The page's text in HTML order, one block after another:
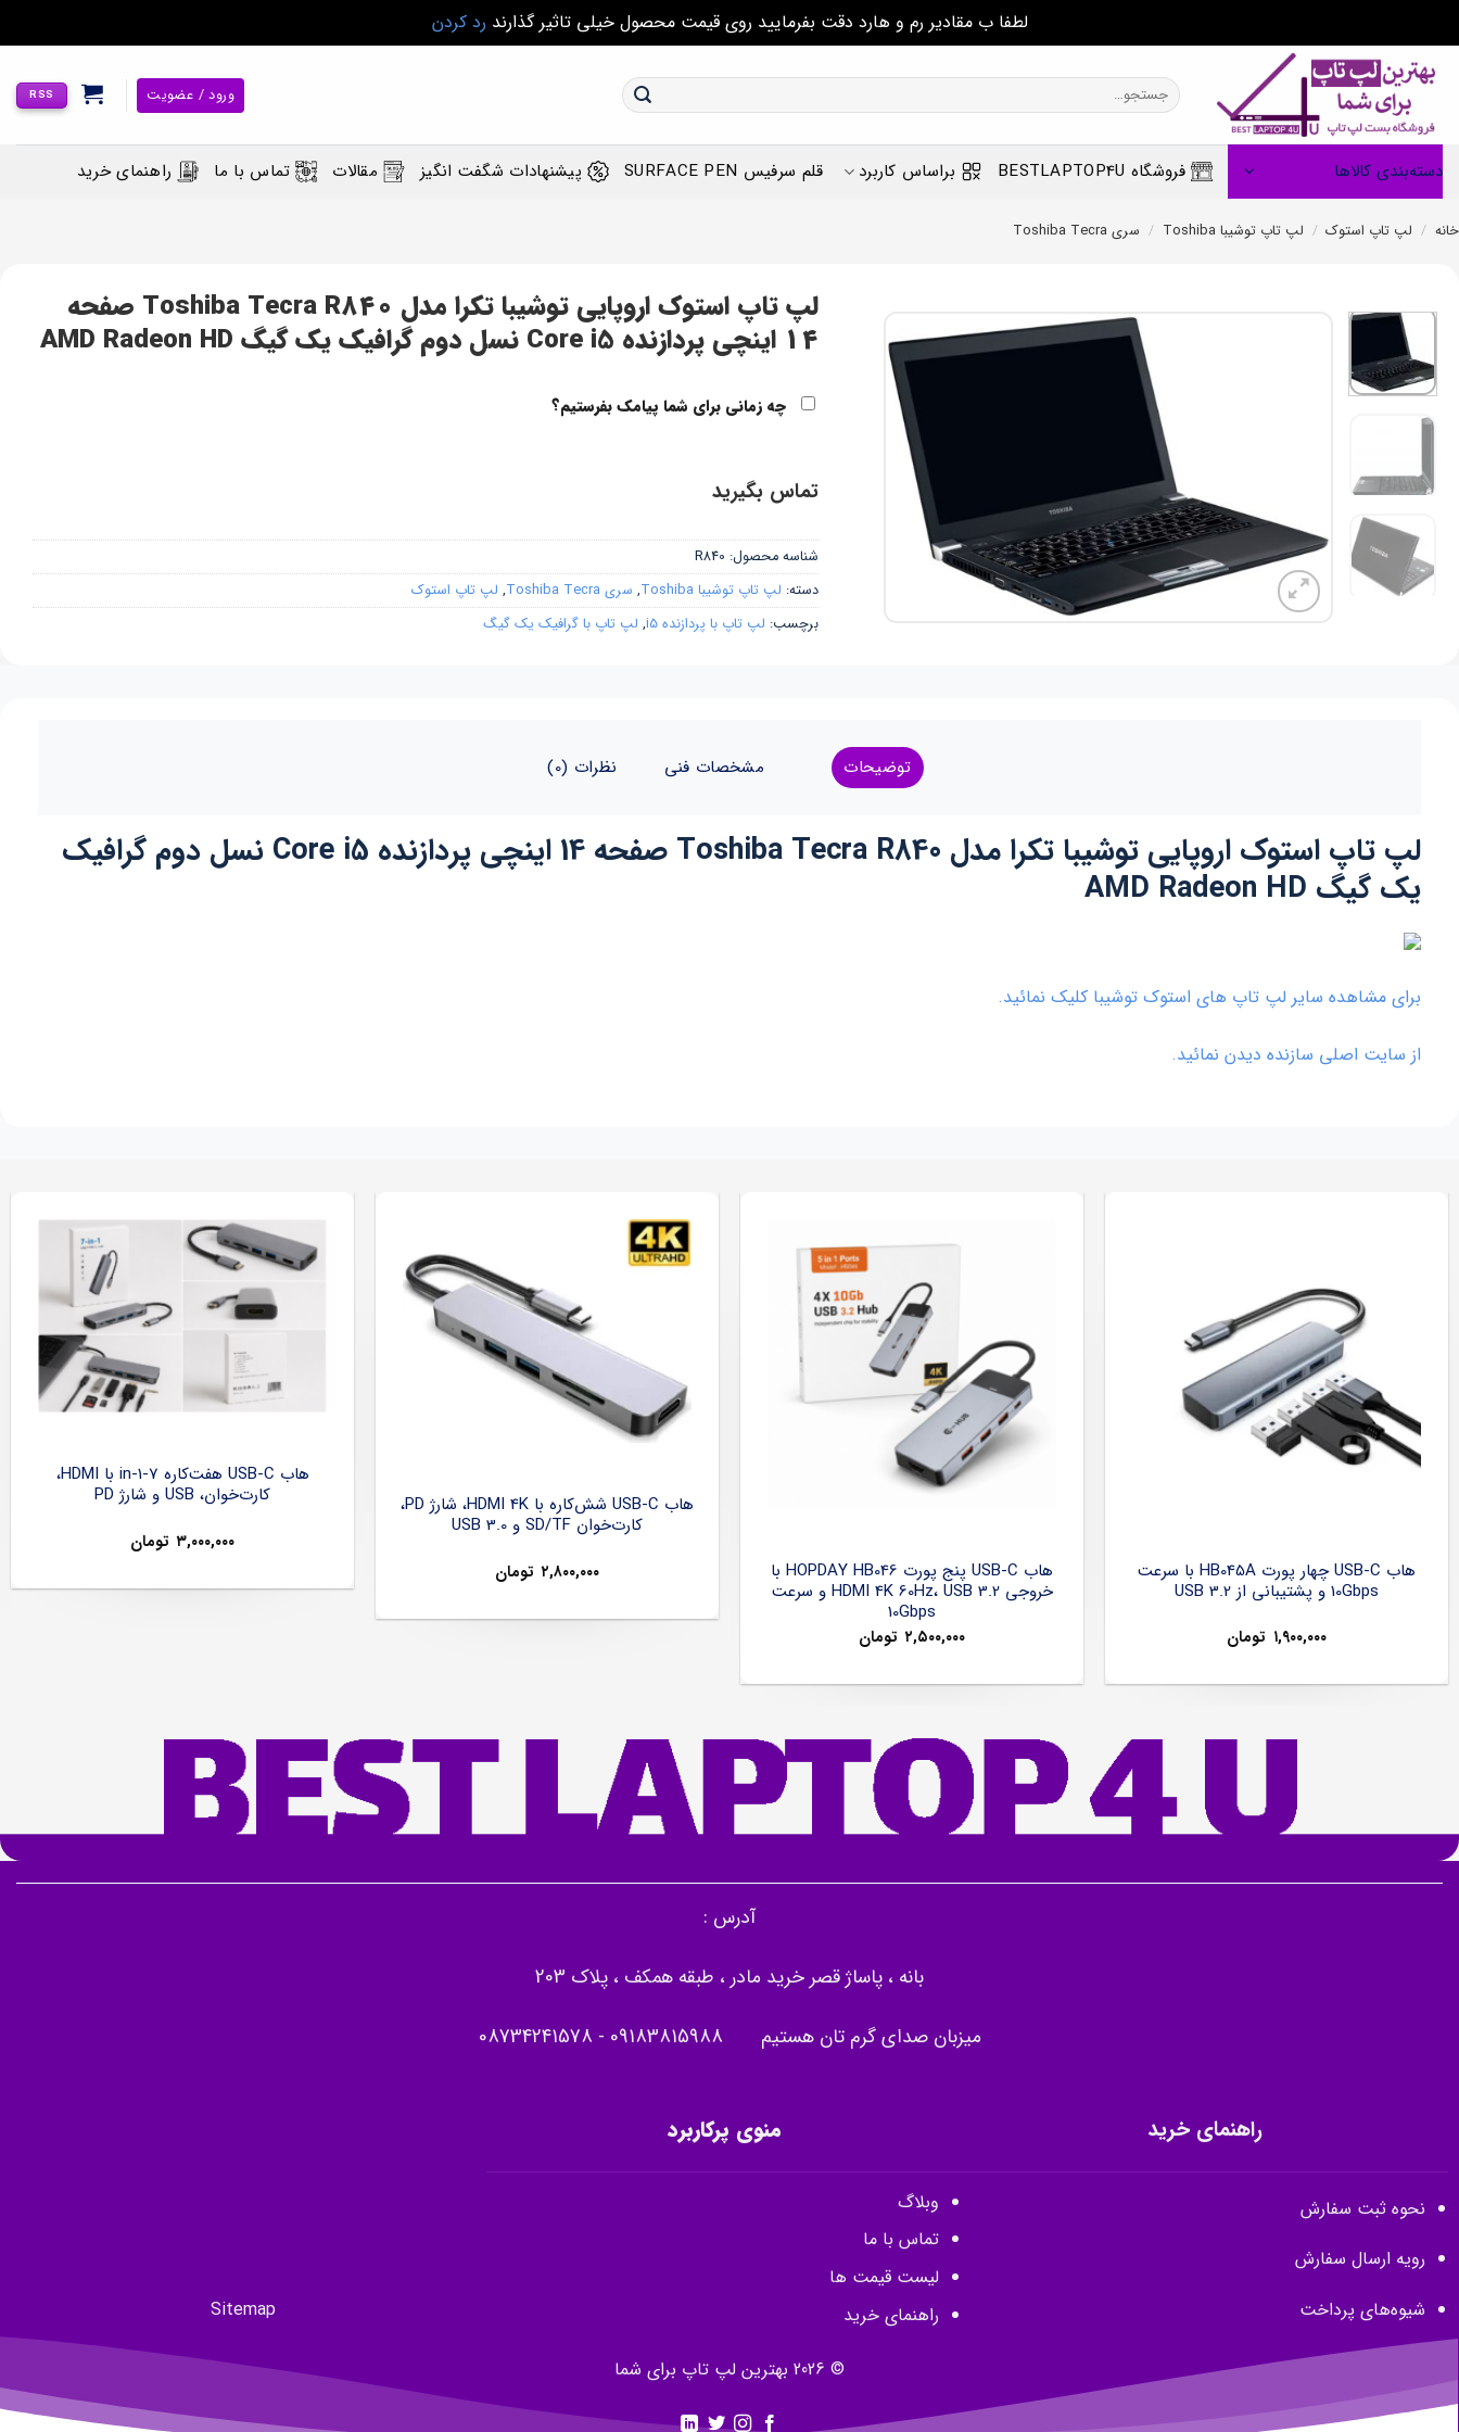
لطفا ب مقادیر رم و هارد دقت بفرمایید روی قیمت محصول خیلی تاثیر گذارند رد کردن
content
جستجو
برای:
ورود / عضویت RSS
دسته‌بندی کالاها فروشگاه BESTLAPTOP4U براساس کاربرد قلم سرفیس SURFACE PEN پیشنهادات شگفت انگیز مقالات تماس با ما راهنمای خرید
خانه / لپ تاپ استوک / لپ تاپ توشیبا Toshiba / سری Toshiba Tecra
لپ تاپ استوک اروپایی توشیبا تکرا مدل Toshiba Tecra R840 صفحه
14 اینچی پردازنده Core i5 نسل دوم گرافیک یک گیگ AMD Radeon HD
چه زمانی برای شما پیامک بفرستیم؟
تماس بگیرید
شناسه محصول: R840
دسته: لپ تاپ توشیبا Toshiba , سری Toshiba Tecra , لپ تاپ استوک
برچسب: لپ تاپ با پردازنده i5 , لپ تاپ با گرافیک یک گیگ
توضیحات مشخصات فنی نظرات (0)
لپ تاپ استوک اروپایی توشیبا تکرا مدل Toshiba Tecra R840 صفحه 14 اینچی پردازنده Core i5 نسل دوم گرافیک
یک گیگ AMD Radeon HD
برای مشاهده سایر لپ تاپ های استوک توشیبا کلیک نمائید.
از سایت اصلی سازنده دیدن نمائید.
هاب USB-C چهار پورت HB045A با سرعت
10Gbps و پشتیبانی از USB 3.2
۱,۹۰۰,۰۰۰ تومان
هاب USB-C پنج پورت HOPDAY HB046 با
خروجی HDMI 4K 60Hz، USB 3.2 و سرعت
10Gbps
۲,۵۰۰,۰۰۰ تومان
هاب USB-C شش‌کاره با HDMI 4K، شارژ PD،
کارت‌خوان SD/TF و USB 3.0
۲,۸۰۰,۰۰۰ تومان
هاب USB-C هفت‌کاره 7-in-1 با HDMI،
کارت‌خوان، USB و شارژ PD
۳,۰۰۰,۰۰۰ تومان
آدرس :
بانه ، پاساژ قصر خرید مادر ، طبقه همکف ، پلاک 203
میزبان صدای گرم تان هستیم 09183815988
-
08734241578
راهنمای خرید
نحوه ثبت سفارش
رویه ارسال سفارش
شیوه‌های پرداخت
منوی پرکاربرد
وبلاگ
تماس با ما
لیست قیمت ها
راهنمای خرید
Sitemap
© 2026 بهترین لپ تاپ برای شما